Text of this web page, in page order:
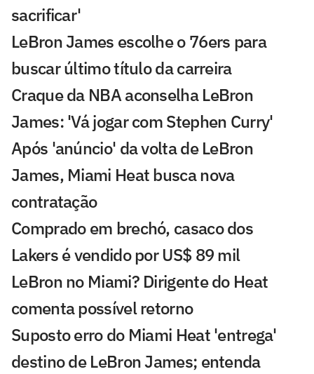
sacrificar'
LeBron James escolhe o 76ers para
buscar último título da carreira
Craque da NBA aconselha LeBron
James: 'Vá jogar com Stephen Curry'
Após 'anúncio' da volta de LeBron
James, Miami Heat busca nova
contratação
Comprado em brechó, casaco dos
Lakers é vendido por US$ 89 mil
LeBron no Miami? Dirigente do Heat
comenta possível retorno
Suposto erro do Miami Heat 'entrega'
destino de LeBron James; entenda